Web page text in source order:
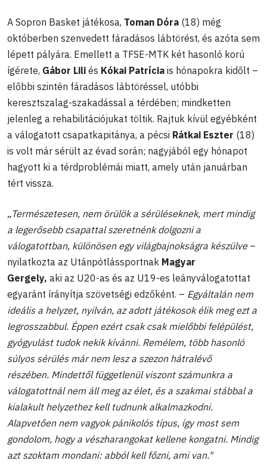
A Sopron Basket játékosa, Toman Dóra (18) még
októberben szenvedett fáradásos lábtörést, és azóta sem
lépett pályára. Emellett a TFSE-MTK két hasonló korú
ígérete, Gábor Lili és Kókai Patrícia is hónapokra kidőlt –
előbbi szintén fáradásos lábtöréssel, utóbbi
keresztszalag-szakadással a térdében; mindketten
jelenleg a rehabilitációjukat töltik. Rajtuk kívül egyébként
a válogatott csapatkapitánya, a pécsi Rátkai Eszter (18)
is volt már sérült az évad során; nagyjából egy hónapot
hagyott ki a térdproblémái miatt, amely után januárban
tért vissza.
„Természetesen, nem örülök a sérüléseknek, mert mindig
a legerősebb csapattal szeretnénk dolgozni a
válogatottban, különösen egy világbajnokságra készülve –
nyilatkozta az Utánpótlássportnak Magyar
Gergely, aki az U20-as és az U19-es leányválogatottat
egyaránt írányítja szövetségi edzőként. – Egyáltalán nem
ideális a helyzet, nyilván, az adott játékosok élik meg ezt a
legrosszabbul. Éppen ezért csak csak mielőbbi felépülést,
gyógyulást tudok nekik kívánni. Remélem, több hasonló
súlyos sérülés már nem lesz a szezon hátralévő
részében. Mindettől függetlenül viszont számunkra a
válogatottnál nem áll meg az élet, és a szakmai stábbal a
kialakult helyzethez kell tudnunk alkalmazkodni.
Alapvetően nem vagyok pánikolós típus, így most sem
gondolom, hogy a vészharangokat kellene kongatni. Mindig
azt szoktam mondani: abból kell főzni, ami van."